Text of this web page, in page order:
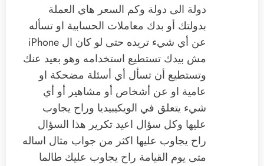
دولة الى دولة وكم السعر هاي العملة
بدولتك أو بدك معاملات الحسابية او تسأله
عن أي شيء تريده حتى لو كان ال iPhone
مش بيدك تستطيع استخدامه وهو بعيد عنك
‏وتستطيع أن تسأل أي أسئلة مضحكة او
عامية ‏او عن أشخاص أو مشاهير أو أي
شيء يتعلق في الويكيبيديا وراح يجاوب
عليها ‏وكل سؤال اعيد تكرير هذا السؤال
راح يجاوب عليها اكثر من جواب مثال اساله
متى يوم القيامة ‏راح يجاوب عليك طالما